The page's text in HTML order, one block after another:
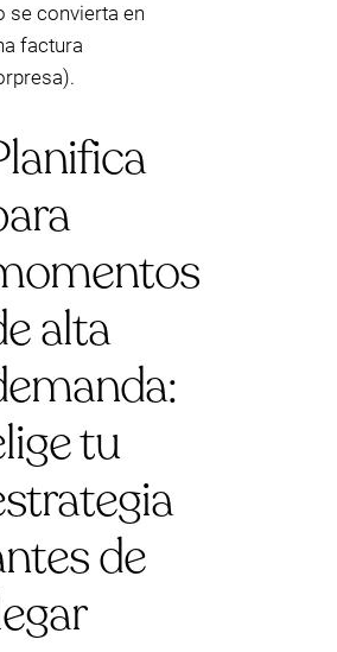
se convierta en
factura
alta
tu
de